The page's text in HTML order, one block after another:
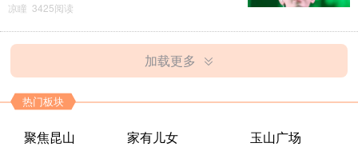
凉瞳 3425阅读
加载更多
热门板块
聚焦昆山 家有儿女 玉山广场